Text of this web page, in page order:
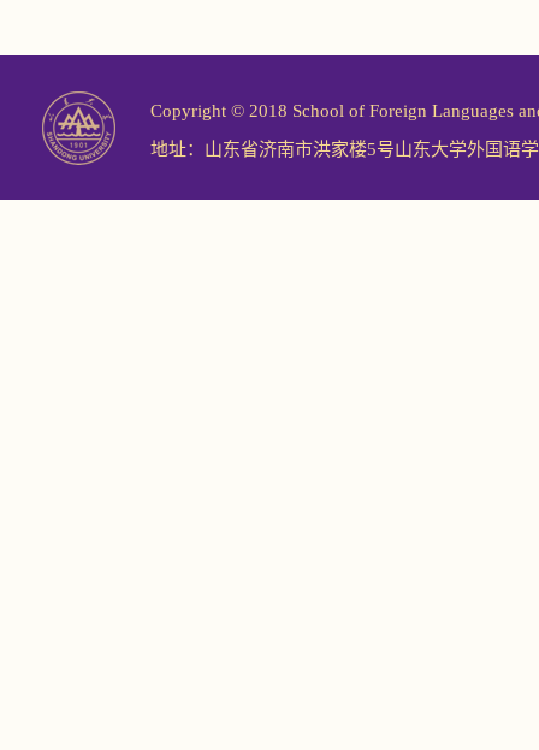
Copyright © 2018 School of Foreign Languages
地址：山东省济南市洪家楼5号山东大学外国语